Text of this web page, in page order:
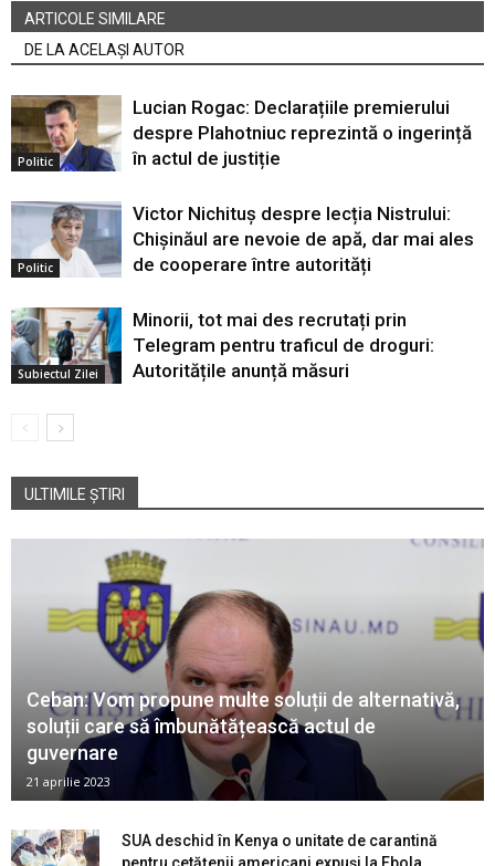
ARTICOLE SIMILARE
DE LA ACELAȘI AUTOR
Politic
Lucian Rogac: Declarațiile premierului
despre Plahotniuc reprezintă o ingerință
în actul de justiție
Politic
Victor Nichituș despre lecția Nistrului:
Chișinăul are nevoie de apă, dar mai ales
de cooperare între autorități
Subiectul Zilei
Minorii, tot mai des recrutați prin
Telegram pentru traficul de droguri:
Autoritățile anunță măsuri
ULTIMILE ȘTIRI
Ceban: Vom propune multe soluții de alternativă,
soluții care să îmbunătățească actul de
guvernare
21 aprilie 2023
SUA deschid în Kenya o unitate de carantină
pentru cetățenii americani expuși la Ebola